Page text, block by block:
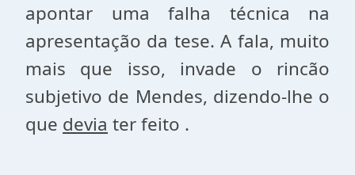
apontar uma falha técnica na
apresentação da tese. A fala, muito
mais que isso, invade o rincão
subjetivo de Mendes, dizendo-lhe o
que devia ter feito .